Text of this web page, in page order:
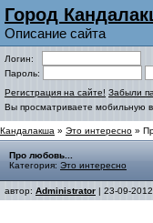
Город
Описание сайта
Логин:
Пароль:
Регистрация на сайте! Забыли
Вы просматриваете мобильную
Кандалакша » Это интересно »
Про любовь...
Категория: Это интересно
автор: Administrator | 23-09-